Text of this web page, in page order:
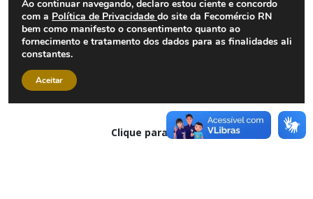
Clique para baixar